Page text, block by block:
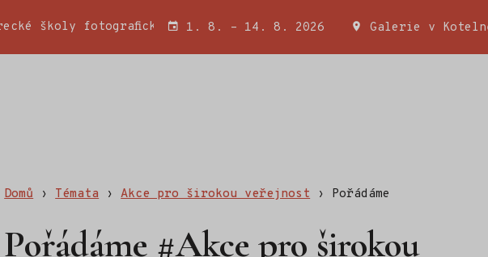
školy fotografické a Wojciecha Miatkowského Zeď jako
1. 8. – 14. 8. 2026 Galerie v
Domů›Témata›Akce pro širokou veřejnost› Pořádáme
Pořádáme #Akce pro širokou